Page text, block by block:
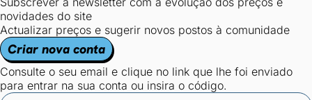
novidades do site
Actualizar preços e sugerir novos postos à comunidade
Criar nova conta
Consulte o seu email e clique no link que lhe foi enviado
para entrar na sua conta ou insira o código.